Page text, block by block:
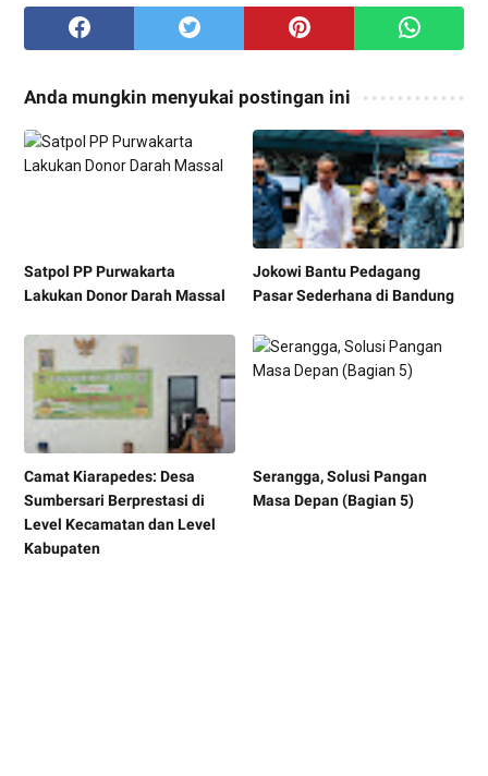
Anda mungkin menyukai postingan ini
Satpol PP Purwakarta
Lakukan Donor Darah Massal
Jokowi Bantu Pedagang
Pasar Sederhana di Bandung
Camat Kiarapedes: Desa
Sumbersari Berprestasi di
Level Kecamatan dan Level
Kabupaten
Serangga, Solusi Pangan
Masa Depan (Bagian 5)